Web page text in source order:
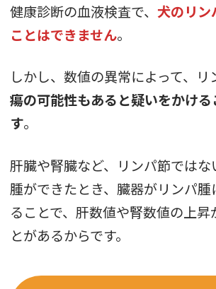
健康診断の血液検査で、 犬のリン
ことはできません。
しかし、数値の異常によって、リ
瘍の可能性もあると疑いをかけ
す。
肝臓や腎臓など、リンパ節では
腫ができたとき、臓器がリンパ腫
ることで、肝数値や腎数値の上昇
とがあるからです。